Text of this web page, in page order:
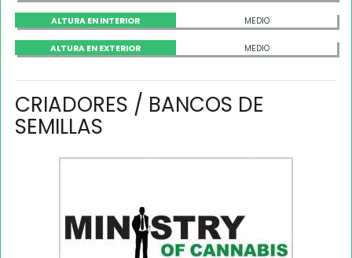
ALTURA EN INTERIOR MEDIO
ALTURA EN EXTERIOR MEDIO
CRIADORES / BANCOS DE
SEMILLAS